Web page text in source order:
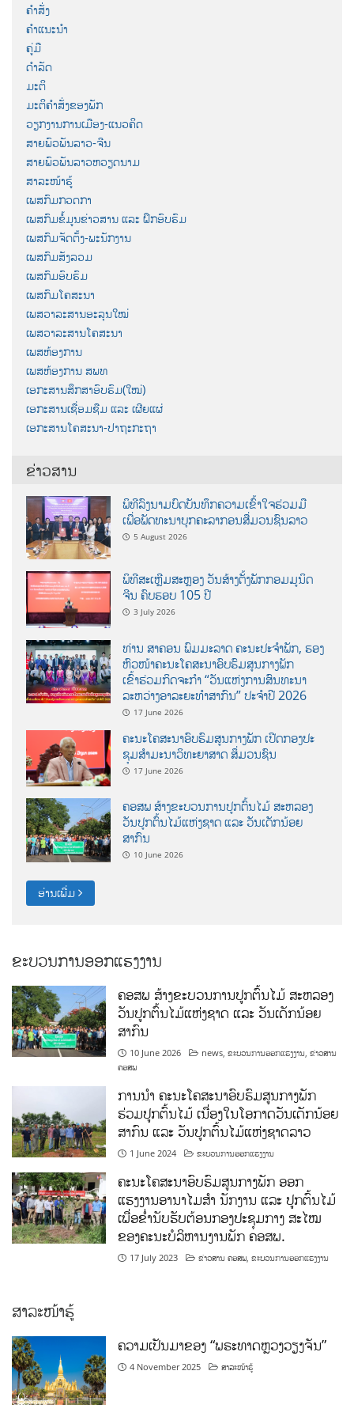
ຄຳສັ່ງ
ຄຳແນະນຳ
ຄູ່ມື
ດຳລັດ
ມະຕິ
ມະຕິຄຳສັ່ງຂອງພັກ
ວຽກງານການເມືອງ-ແນວຄິດ
ສາຍພົວພັນລາວ-ຈີນ
ສາຍພົວພັນລາວຫວຽດນາມ
ສາລະໜ້າຮູ້
ເພສກົມກວດກາ
ເພສກົມຂໍ້ມູນຂ່າວສານ ແລະ ຝຶກອົບຮົມ
ເພສກົມຈັດຕັ້ງ-ພະນັກງານ
ເພສກົມສັງລວມ
ເພສກົມອົບຮົມ
ເພສກົມໂຄສະນາ
ເພສວາລະສານອະລຸນໃໝ່
ເພສວາລະສານໂຄສະນາ
ເພສຫ້ອງການ
ເພສຫ້ອງການ ສພທ
ເອກະສານສຶກສາອົບຮົມ(ໃໝ່)
ເອກະສານເຊື່ອມຊືມ ແລະ ເຜີຍແຜ່
ເອກະສານໂຄສະນາ-ປາຖະກະຖາ
ຂ່າວສານ
ພິທີລົງນາມບົດບັນທຶກຄວາມເຂົ້າໃຈຮ່ວມມື
ເພື່ອພັດທະນາບຸກຄະລາກອນສື່ມວນຊົນລາວ
5 August 2026
ພິທີສະເຫຼີມສະຫຼອງ ວັນສ້າງຕັ້ງພັກກອມມູນິດ
ຈີນ ຄົບຮອບ 105 ປີ
3 July 2026
ທ່ານ ສາຄອນ ພົມມະລາດ ຄະນະປະຈໍາພັກ, ຮອງ
ຫົວໜ້າຄະນະໂຄສະນາອົບຮົມສູນກາງພັກ
ເຂົ້າຮ່ວມກິດຈະກຳ “ວັນແຫ່ງການສົນທະນາ
ລະຫວ່າງອາລະຍະທຳສາກົນ” ປະຈຳປີ 2026
17 June 2026
ຄະນະໂຄສະນາອົບຮົມສູນກາງພັກ ເປີດກອງປະ
ຊຸມສຳມະນາວິທະຍາສາດ ສຶ່ມວນຊົນ
17 June 2026
ຄອສພ ສ້າງຂະບວນການປູກຕົ້ນໄມ້ ສະຫລອງ
ວັນປູກຕົ້ນໄມ້ແຫ່ງຊາດ ແລະ ວັນເດັກນ້ອຍ
ສາກົນ
10 June 2026
ອ່ານເພີ່ມ
ຂະບວນການອອກແຮງງານ
ຄອສພ ສ້າງຂະບວນການປູກຕົ້ນໄມ້ ສະຫລອງ
ວັນປູກຕົ້ນໄມ້ແຫ່ງຊາດ ແລະ ວັນເດັກນ້ອຍ
ສາກົນ
10 June 2026 news,ຂະບວນການອອກແຮງງານ,ຂ່າວສານ
ຄອສພ
ການນໍາ ຄະນະໂຄສະນາອົບຮົມສູນກາງພັກ
ຮ່ວມປູກຕົ້ນໄມ້ ເນື່ອງໃນໂອກາດວັນເດັກນ້ອຍ
ສາກົນ ແລະ ວັນປູກຕົ້ນໄມ້ແຫ່ງຊາດລາວ
1 June 2024 ຂະບວນການອອກແຮງງານ
ຄະນະໂຄສະນາອົບຮົມສູນກາງພັກ ອອກ
ແຮງງານອານາໄມສໍາ ນັກງານ ແລະ ປູກຕົ້ນໄມ້
ເພື່ອຂໍ່ານັບຮັບຕ້ອນກອງປະຊຸມກາງ ສະໄໝ
ຂອງຄະນະບໍລິຫານງານພັກ ຄອສພ.
17 July 2023 ຂ່າວສານ ຄອສພ,ຂະບວນການອອກແຮງງານ
ສາລະໜ້າຮູ້
ຄວາມເປັນມາຂອງ “ພຣະທາດຫຼວງວຽງຈັນ”
4 November 2025 ສາລະໜ້າຮູ້